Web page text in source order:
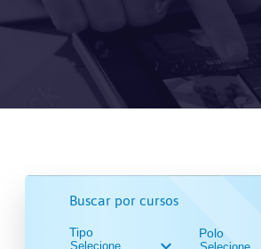
Buscar por cursos
Tipo Polo